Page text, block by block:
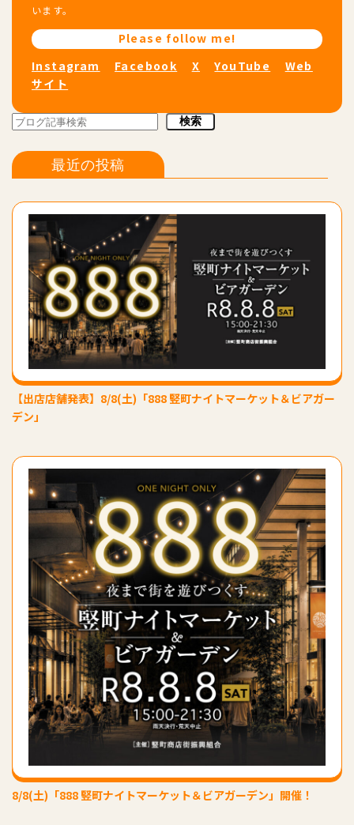
います。
Please follow me!
Instagram
Facebook X YouTube
Web
サイト
検索 検索
最近の投稿
【出店店舗発表】8/8(土)「888 竪町ナイトマーケット＆ビアガー
デン」
8/8(土)「888 竪町ナイトマーケット＆ビアガーデン」開催！